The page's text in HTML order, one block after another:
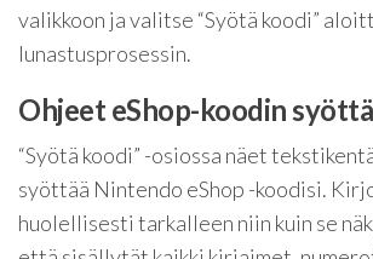
valikkoon ja valitse “Syötä koodi”
lunastusprosessin.
Ohjeet eShop-koodin
“Syötä koodi” -osiossa näet
syöttää Nintendo eShop -koodisi.
huolellisesti tarkalleen niin kuin se